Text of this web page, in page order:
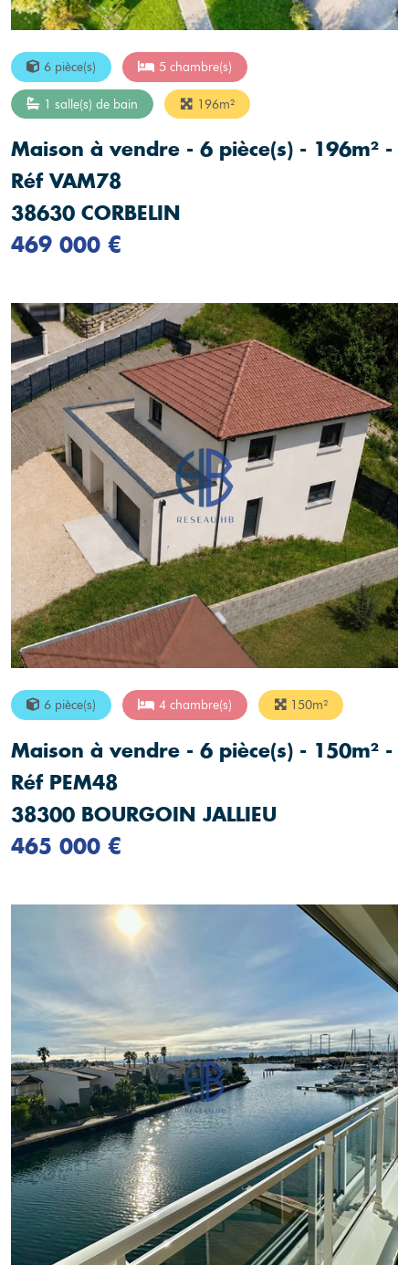
6 pièce(s) 5 chambre(s)
1 salle(s) de bain 196m²
Maison à vendre - 6 pièce(s) - 196m² -
Réf VAM78
38630 CORBELIN
469 000 €
6 pièce(s) 4 chambre(s) 150m²
Maison à vendre - 6 pièce(s) - 150m² -
Réf PEM48
38300 BOURGOIN JALLIEU
465 000 €